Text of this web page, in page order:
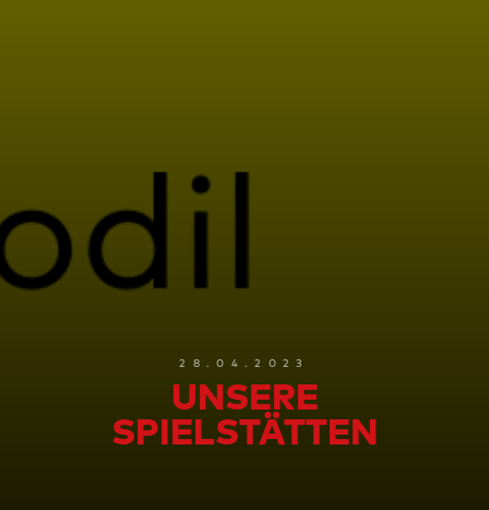
28.04.2023
UNSERE
SPIELSTÄTTEN